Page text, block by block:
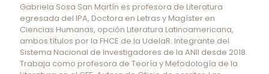
Gabriela Sosa San Martín es profesora de Literatura
egresada del IPA, Doctora en Letras y Magíster en
Ciencias Humanas, opción Literatura Latinoamericana,
ambos títulos por la FHCE de la UdelaR. Integrante del
Sistema Nacional de Investigadores de la ANII desde 2018.
Trabaja como profesora de Teoría y Metodología de la